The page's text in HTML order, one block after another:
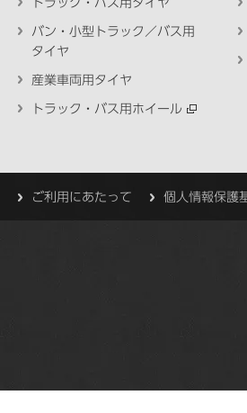
トラック・バス用タイヤ
バン・小型トラック／バス用
タイヤ
産業車両用タイヤ
トラック・バス用ホイール
ご利用にあたって 個人情報保護